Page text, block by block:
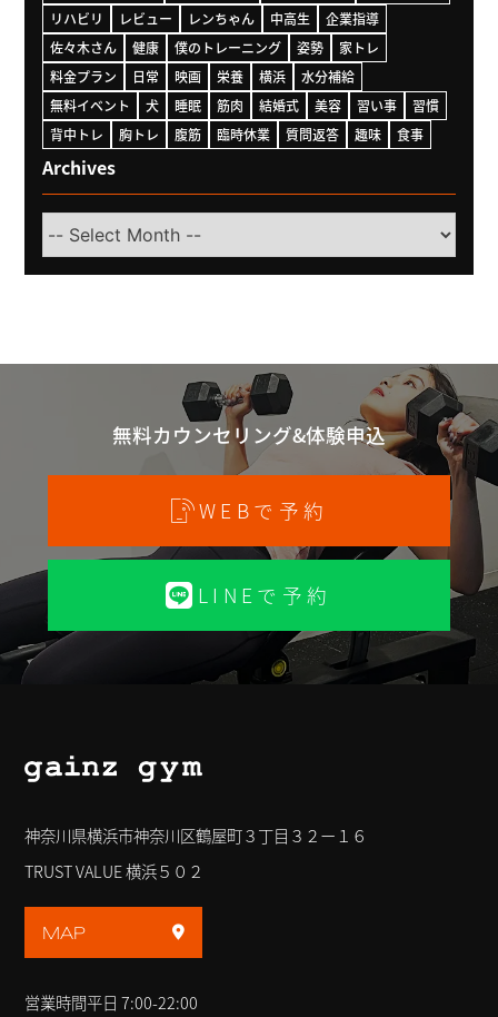
リハビリ
レビュー レンちゃん 中高生
企業指導
佐々木さん
健康 僕のトレーニング 姿勢
家トレ
料金プラン
日常 映画 栄養 横浜
水分補給
無料イベント
犬 睡眠 筋肉 結婚式 美容 習い事
習慣
背中トレ
胸トレ 腹筋 臨時休業 質問返答 趣味 食事
Archives
Select
Month
無料カウンセリング&体験申込
WEBで予約
LINEで予約
神奈川県横浜市神奈川区鶴屋町３丁目３２ー１６
TRUST VALUE 横浜５０２
MAP
営業時間平日 7:00-22:00